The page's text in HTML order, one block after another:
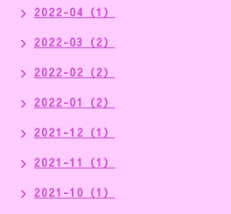
2022-04（1）
2022-03（2）
2022-02（2）
2022-01（2）
2021-12（1）
2021-11（1）
2021-10（1）